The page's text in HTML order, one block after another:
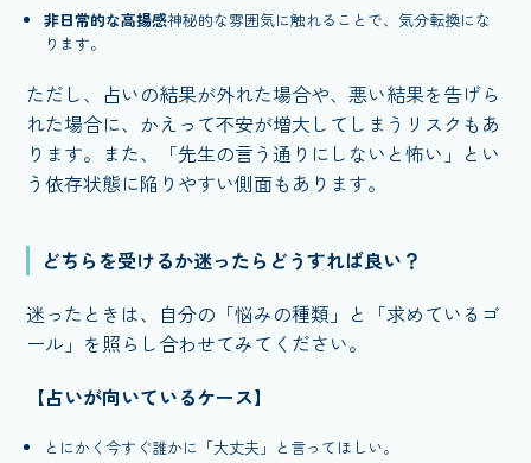
非日常的な高揚感神秘的な雰囲気に触れることで、気分転換にな
ります。
ただし、占いの結果が外れた場合や、悪い結果を告げら
れた場合に、かえって不安が増大してしまうリスクもあ
ります。また、「先生の言う通りにしないと怖い」とい
う依存状態に陥りやすい側面もあります。
どちらを受けるか迷ったらどうすれば良い？
迷ったときは、自分の「悩みの種類」と「求めているゴ
ール」を照らし合わせてみてください。
【占いが向いているケース】
とにかく今すぐ誰かに「大丈夫」と言ってほしい。